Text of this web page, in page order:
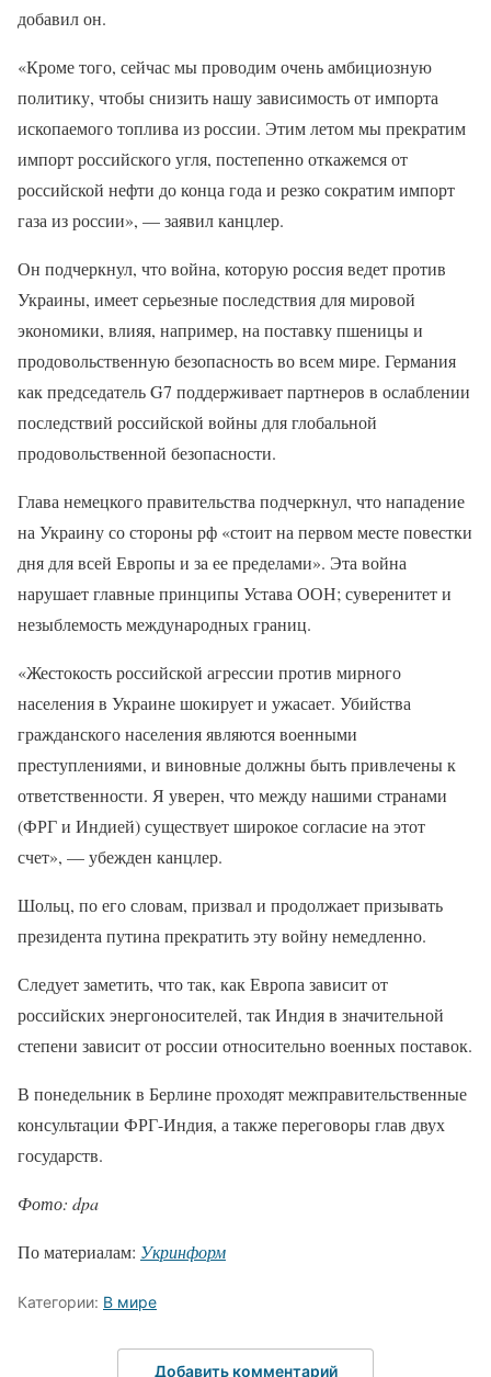
добавил он.
«Кроме того, сейчас мы проводим очень амбициозную
политику, чтобы снизить нашу зависимость от импорта
ископаемого топлива из россии. Этим летом мы прекратим
импорт российского угля, постепенно откажемся от
российской нефти до конца года и резко сократим импорт
газа из россии», — заявил канцлер.
Он подчеркнул, что война, которую россия ведет против
Украины, имеет серьезные последствия для мировой
экономики, влияя, например, на поставку пшеницы и
продовольственную безопасность во всем мире. Германия
как председатель G7 поддерживает партнеров в ослаблении
последствий российской войны для глобальной
продовольственной безопасности.
Глава немецкого правительства подчеркнул, что нападение
на Украину со стороны рф «стоит на первом месте повестки
дня для всей Европы и за ее пределами». Эта война
нарушает главные принципы Устава ООН; суверенитет и
незыблемость международных границ.
«Жестокость российской агрессии против мирного
населения в Украине шокирует и ужасает. Убийства
гражданского населения являются военными
преступлениями, и виновные должны быть привлечены к
ответственности. Я уверен, что между нашими странами
(ФРГ и Индией) существует широкое согласие на этот
счет», — убежден канцлер.
Шольц, по его словам, призвал и продолжает призывать
президента путина прекратить эту войну немедленно.
Следует заметить, что так, как Европа зависит от
российских энергоносителей, так Индия в значительной
степени зависит от россии относительно военных поставок.
В понедельник в Берлине проходят межправительственные
консультации ФРГ-Индия, а также переговоры глав двух
государств.
Фото: dpa
По материалам: Укринформ
Категории: В мире
Добавить комментарий